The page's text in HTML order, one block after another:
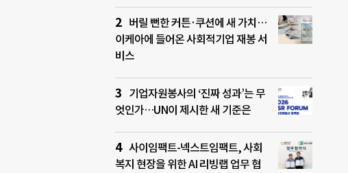
버릴 뻔한 커튼·쿠션에 새 가치…
이케아에 들어온 사회적기업 재봉 서
비스
기업자원봉사의 ‘진짜 성과’는 무
엇인가…UN이 제시한 새 기준은
사이임팩트-넥스트임팩트, 사회
복지 현장을 위한 AI 리빙랩 업무 협